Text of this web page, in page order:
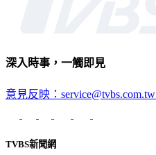
深入時事，一觸即見
意見反映：service@tvbs.com.tw
TVBS新聞網